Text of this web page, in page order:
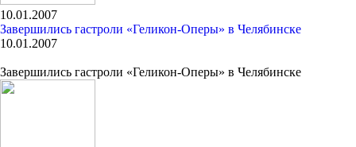
10.01.2007
Завершились гастроли «Геликон-Оперы» в Челябинске
10.01.2007
Завершились гастроли «Геликон-Оперы» в Челябинске